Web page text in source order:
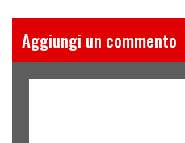
Aggiungi un commento